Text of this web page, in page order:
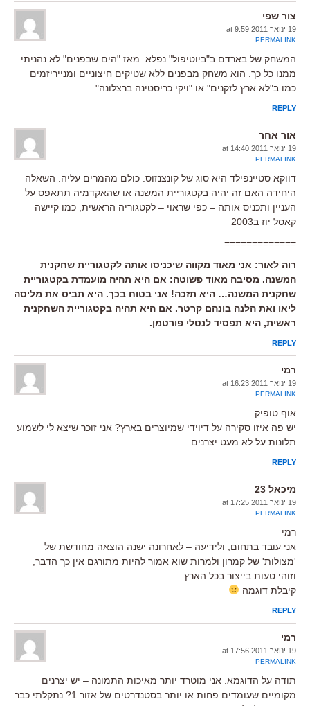
צור שפי
19 ינואר 2011 at 9:59
PERMALINK
המשחק של בארדם ב"ביוטיפול" נפלא. מאז "הים שבפנים" לא נהניתי
ממנו כל כך. הוא משחק מבפנים ללא שטיקים חיצוניים ומנייריזמים
כמו ב"לא ארץ לזקנים" או "ויקי כריסטינה ברצלונה".
REPLY
אור אחר
19 ינואר 2011 at 14:40
PERMALINK
דווקא סטיינפילד היא סוג של קונצנזוס. כולם מהמרים עליה. השאלה
היחידה האם זה יהיה בקטגוריית המשנה או שהאקדמיה תתאפס על
העניין ותכניס אותה – כפי שראוי – לקטגוריה הראשית, כמו קיישה
קאסל יוז ב2003
=============
רוה לאור: אני מאוד מקווה שיכניסו אותה לקטגוריית שחקנית
המשנה. מסיבה מאוד פשוטה: אם היא תהיה מועמדת בקטגוריית
שחקנית המשנה… היא תזכה! אני בטוח בכך. היא תביס את מליסה
ליאו ואת הלנה בונהם קרטר. אם היא תהיה בקטגוריית השחקנית
ראשית, היא תפסיד לנטלי פורטמן.
REPLY
רמי
19 ינואר 2011 at 16:23
PERMALINK
אוף טופיק –
יש פה איזו סקירה על דיוידי שמיוצרים בארץ? אני זוכר שיצא לי לשמוע
תלונות על לא מעט יצרנים.
REPLY
מיכאל 23
19 ינואר 2011 at 17:25
PERMALINK
רמי –
אני עובד בתחום, ולידיעה – לאחרונה ישנה הוצאה מחודשת של
'מצולות' של קמרון ולמרות שוא אמור להיות מתורגם אין כך הדבר,
וזוהי טעות בייצור בכל הארץ.
קיבלת דוגמה
REPLY
רמי
19 ינואר 2011 at 17:56
PERMALINK
תודה על הדוגמא. אני מוטרד יותר מאיכות התמונה – יש יצרנים
מקומיים שעומדים פחות או יותר בסטנדרטים של אזור 1? נתקלתי כבר